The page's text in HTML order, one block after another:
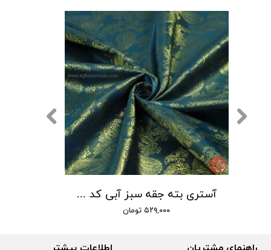
آستری بته جقه سبز آبی کد 101
۵۲۹,۰۰۰ تومان